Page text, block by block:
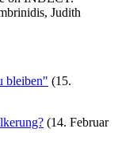
Judith
bleiben" (15.
(14. Februar